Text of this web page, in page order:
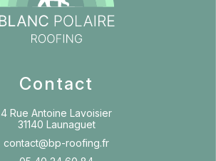
Contact
4 Rue Antoine Lavoisier
31140 Launaguet
contact@bp-roofing.fr